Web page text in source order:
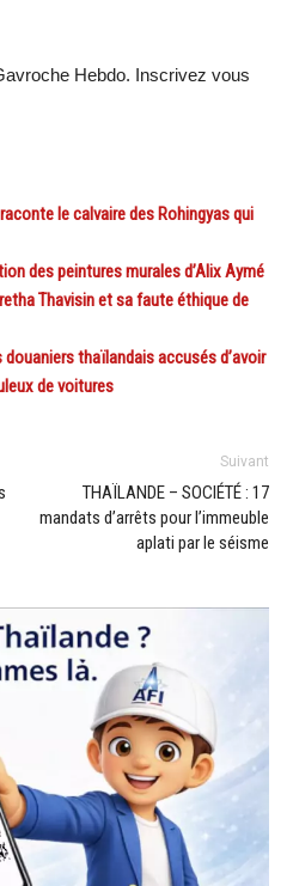
Hebdo. Inscrivez vous
le calvaire des Rohingyas qui
des peintures murales d’Alix Aymé
Thavisin et sa faute éthique de
douaniers thaïlandais accusés d’avoir
de voitures
Suivant
THAÏLANDE – SOCIÉTÉ : 17
mandats d’arrêts pour l’immeuble
aplati par le séisme